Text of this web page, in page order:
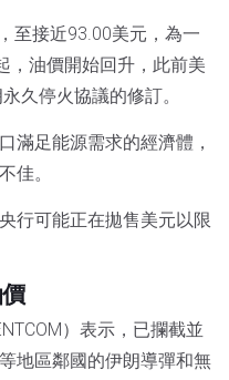
至接近93.00美元，為一
，油價開始回升，此前美
久停火協議的修訂。
滿足能源需求的經濟體，
佳。
行可能正在拋售美元以限
）表示，已攔截並
地區鄰國的伊朗導彈和無